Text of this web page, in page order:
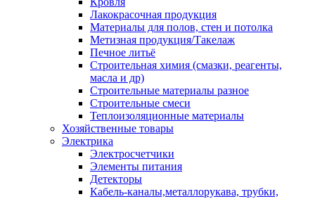
Лакокрасочная продукция
Материалы для полов, стен и потолка
Метизная продукция/Такелаж
Печное литьё
Строительная химия (смазки, реагенты,
масла и др)
Строительные материалы разное
Строительные смеси
Теплоизоляционные материалы
Хозяйственные товары
Электрика
Электросчетчики
Элементы питания
Детекторы
Кабель-каналы,металлорукава, трубки,